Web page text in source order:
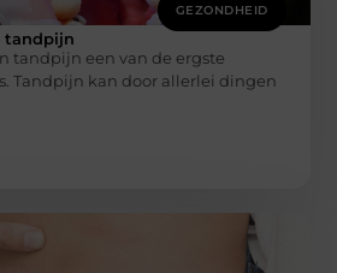
GEZONDHEID
tandpijn
tandpijn een van de ergste
Tandpijn kan door allerlei dingen